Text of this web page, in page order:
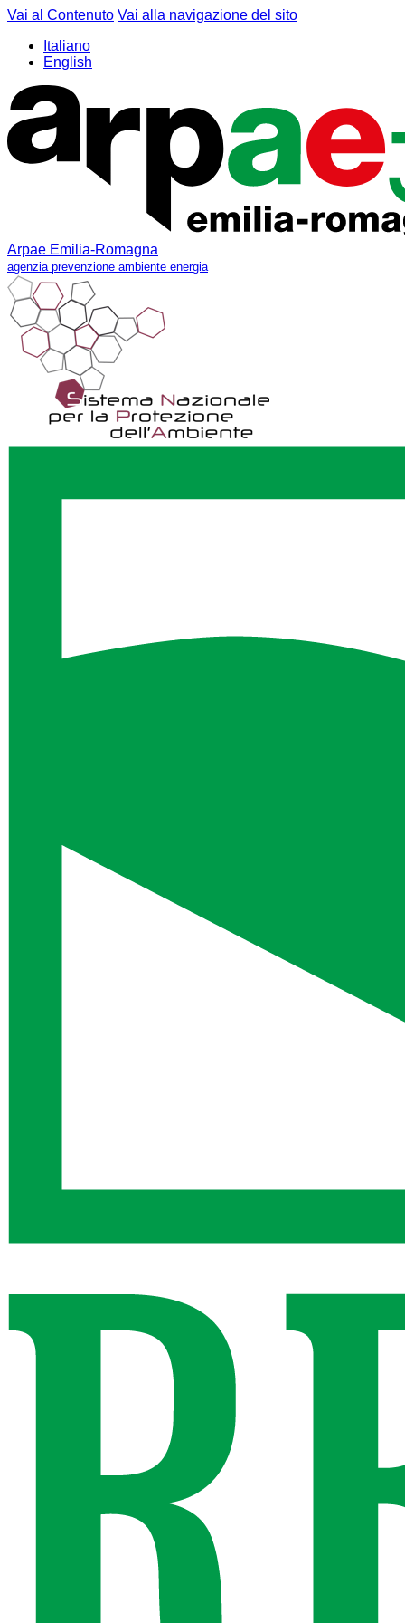
Vai al Contenuto Vai alla navigazione del sito
Italiano
English
Arpae Emilia-Romagna
agenzia prevenzione ambiente energia